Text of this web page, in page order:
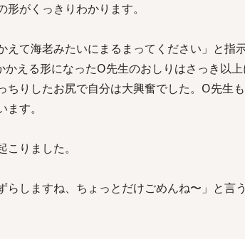
がくっきりわかります。
て海老みたいにまるまってください」と指示
える形になったO先生のおしりはさっき以
ちりしたお尻で自分は大興奮でした。O先生
す。
りました。
らしますね、ちょっとだけごめんね〜」と言